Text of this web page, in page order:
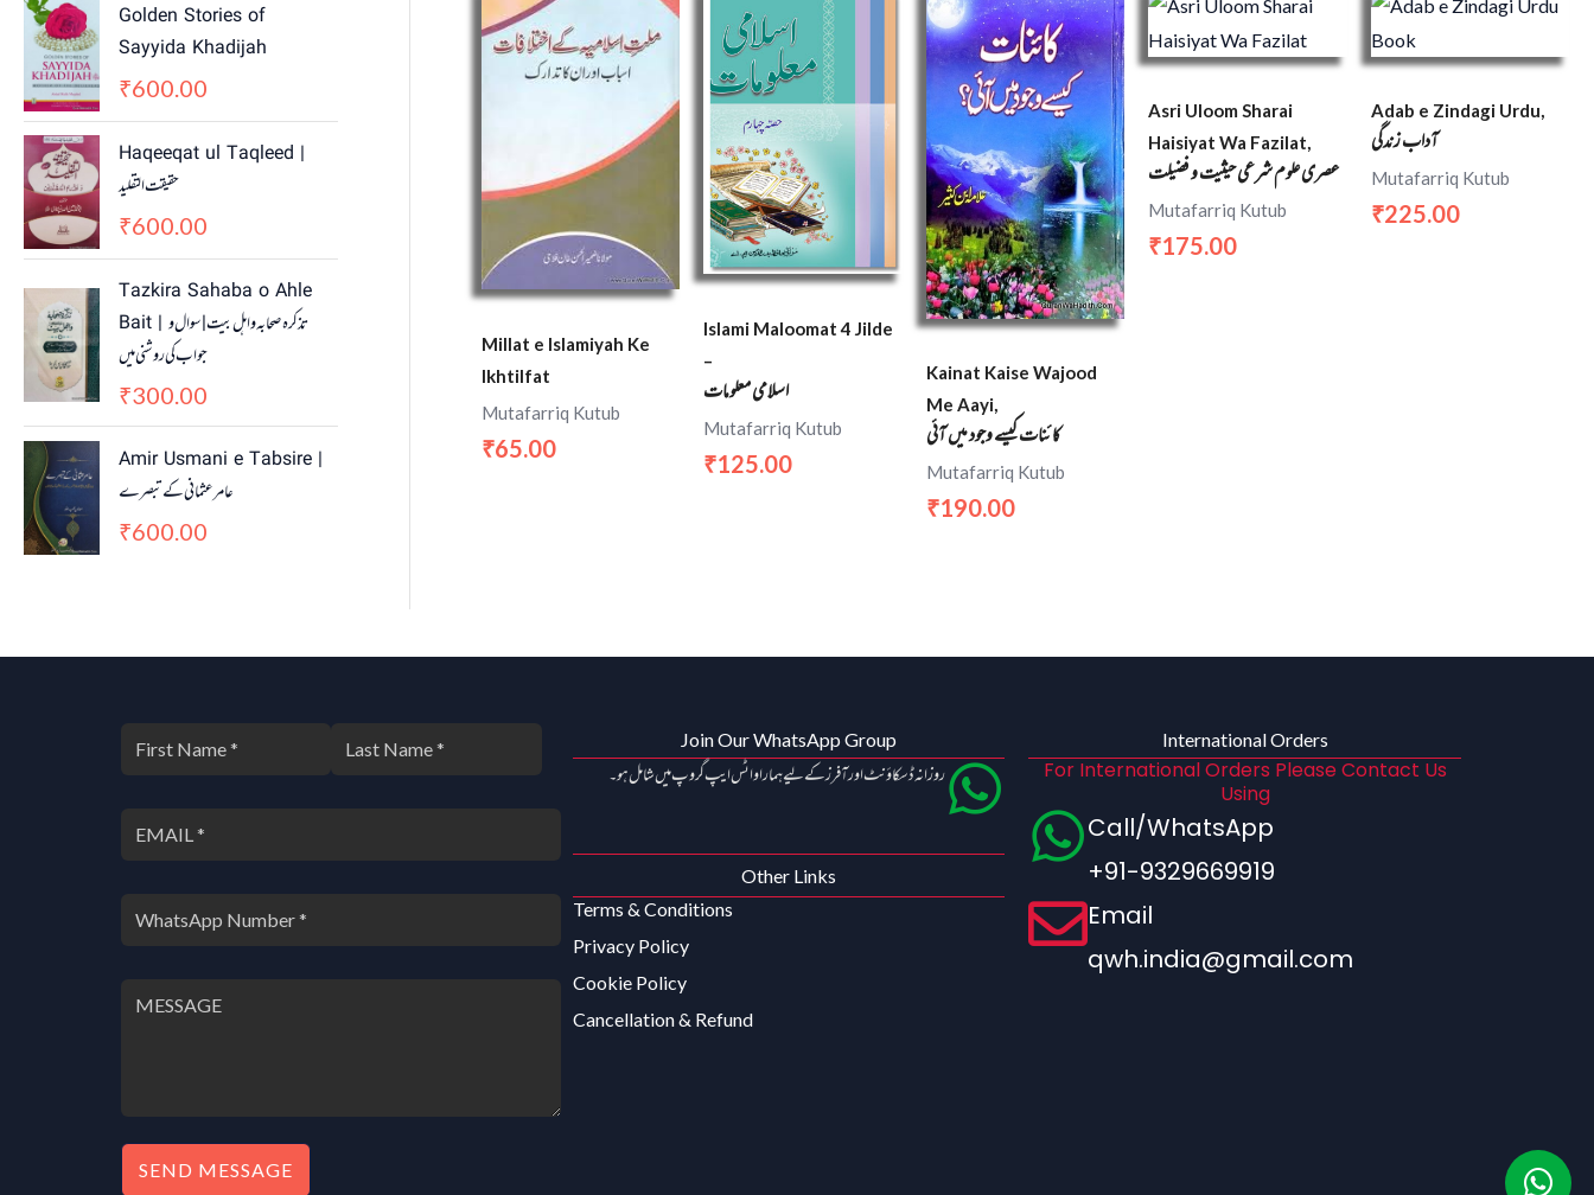
Golden Stories of
Sayyida Khadijah
₹600.00
Haqeeqat ul Taqleed |
حقیقت التقلید
₹600.00
Tazkira Sahaba o Ahle
Bait | تذکرہ صحابہ واہل بیت | سوال و
جواب کی روشنی میں
₹300.00
Amir Usmani e Tabsire |
عامر عثمانی کے تبصرے
₹600.00
Millat e Islamiyah Ke
Ikhtilfat
Mutafarriq Kutub
₹65.00
Islami Maloomat 4 Jilde
–
اسلامی معلومات
Mutafarriq Kutub
₹125.00
Kainat Kaise Wajood
Me Aayi,
کائنات کیسے وجود میں آئی
Mutafarriq Kutub
₹190.00
Asri Uloom Sharai
Haisiyat Wa Fazilat,
عصری علوم شرعی حیثیت و فضیلت
Mutafarriq Kutub
₹175.00
Adab e Zindagi Urdu,
آداب زندگی
Mutafarriq Kutub
₹225.00
SEND MESSAGE
Join Our WhatsApp Group
روزانہ ڈسکاؤنٹ اور آفرز کے لیے ہمارا واٹس ایپ گروپ میں شامل ہو۔
Other Links
Terms & Conditions
Privacy Policy
Cookie Policy
Cancellation & Refund
International Orders
For International Orders Please Contact Us
Using
Call/WhatsApp
+91-9329669919
Email
qwh.india@gmail.com